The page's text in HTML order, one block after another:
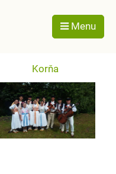
Menu
Korňa